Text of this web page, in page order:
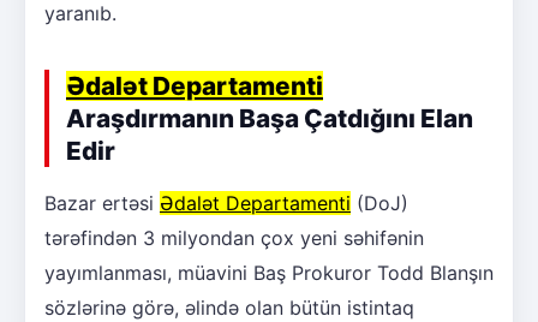
yaranıb.
Ədalət Departamenti
Araşdırmanın Başa Çatdığını Elan
Edir
Bazar ertəsi Ədalət Departamenti (DoJ)
tərəfindən 3 milyondan çox yeni səhifənin
yayımlanması, müavini Baş Prokuror Todd Blanşın
sözlərinə görə, əlində olan bütün istintaq